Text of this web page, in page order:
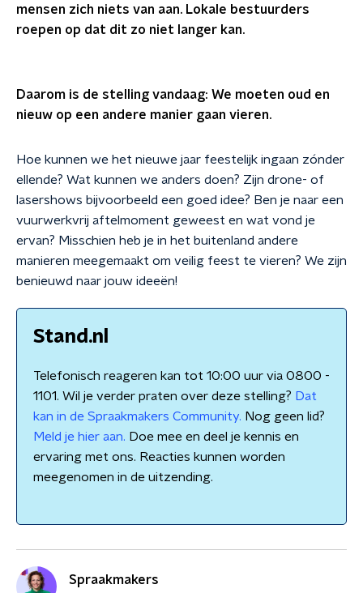
mensen zich niets van aan. Lokale bestuurders
roepen op dat dit zo niet langer kan.
Daarom is de stelling vandaag: We moeten oud en
nieuw op een andere manier gaan vieren.
Hoe kunnen we het nieuwe jaar feestelijk ingaan zónder
ellende? Wat kunnen we anders doen? Zijn drone- of
lasershows bijvoorbeeld een goed idee? Ben je naar een
vuurwerkvrij aftelmoment geweest en wat vond je
ervan? Misschien heb je in het buitenland andere
manieren meegemaakt om veilig feest te vieren? We zijn
benieuwd naar jouw ideeën!
Stand.nl
Telefonisch reageren kan tot 10:00 uur via 0800 -
1101. Wil je verder praten over deze stelling? Dat
kan in de Spraakmakers Community. Nog geen lid?
Meld je hier aan. Doe mee en deel je kennis en
ervaring met ons. Reacties kunnen worden
meegenomen in de uitzending.
Spraakmakers